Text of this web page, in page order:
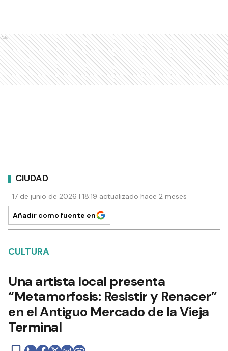
Ads
CIUDAD
17 de junio de 2026 | 18:19 actualizado hace 2 meses
Añadir como fuente en
CULTURA
Una artista local presenta
“Metamorfosis: Resistir y Renacer”
en el Antiguo Mercado de la Vieja
Terminal